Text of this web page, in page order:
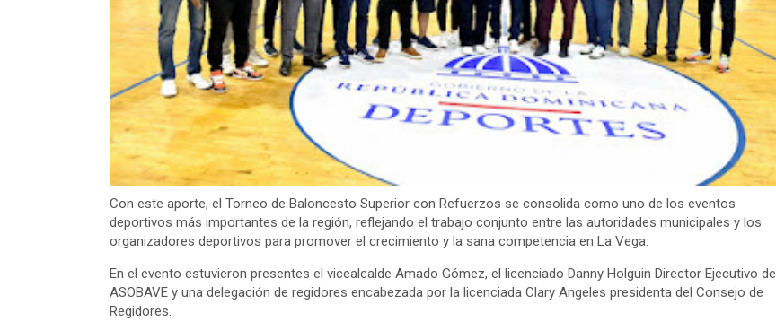
Con este aporte, el Torneo de Baloncesto Superior con Refuerzos se consolida como uno de los eventos
deportivos más importantes de la región, reflejando el trabajo conjunto entre las autoridades municipales y los
organizadores deportivos para promover el crecimiento y la sana competencia en La Vega.
En el evento estuvieron presentes el vicealcalde Amado Gómez, el licenciado Danny Holguin Director Ejecutivo de
ASOBAVE y una delegación de regidores encabezada por la licenciada Clary Angeles presidenta del Consejo de
Regidores.